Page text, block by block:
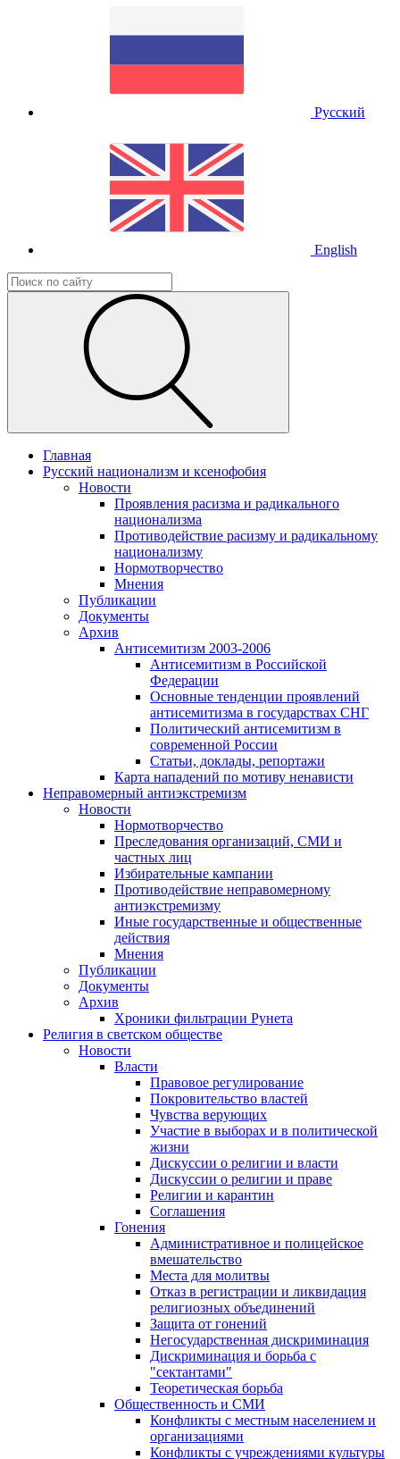
Русский
English
Главная
Русский национализм и ксенофобия
Новости
Проявления расизма и радикального
национализма
Противодействие расизму и радикальному
национализму
Нормотворчество
Мнения
Публикации
Документы
Архив
Антисемитизм 2003-2006
Антисемитизм в Российской
Федерации
Основные тенденции проявлений
антисемитизма в государствах СНГ
Политический антисемитизм в
современной России
Статьи, доклады, репортажи
Карта нападений по мотиву ненависти
Неправомерный антиэкстремизм
Новости
Нормотворчество
Преследования организаций, СМИ и
частных лиц
Избирательные кампании
Противодействие неправомерному
антиэкстремизму
Иные государственные и общественные
действия
Мнения
Публикации
Документы
Архив
Хроники фильтрации Рунета
Религия в светском обществе
Новости
Власти
Правовое регулирование
Покровительство властей
Чувства верующих
Участие в выборах и в политической
жизни
Дискуссии о религии и власти
Дискуссии о религии и праве
Религии и карантин
Соглашения
Гонения
Административное и полицейское
вмешательство
Места для молитвы
Отказ в регистрации и ликвидация
религиозных объединений
Защита от гонений
Негосударственная дискриминация
Дискриминация и борьба с
"сектантами"
Теоретическая борьба
Общественность и СМИ
Конфликты с местным населением и
организациями
Конфликты с учреждениями культуры